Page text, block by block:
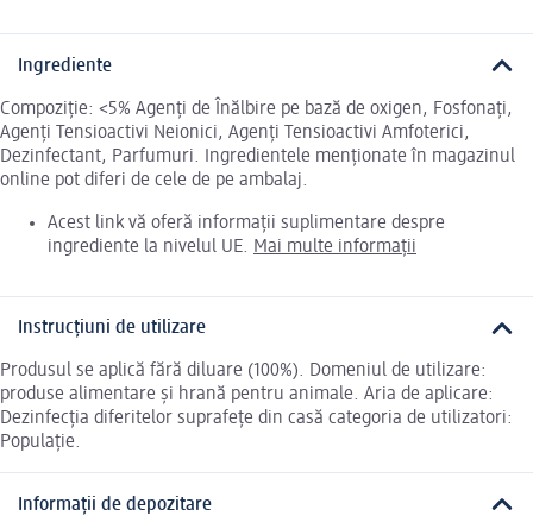
Ingrediente
Compoziție: <5% Agenți de Înălbire pe bază de oxigen, Fosfonați,
Agenți Tensioactivi Neionici, Agenți Tensioactivi Amfoterici,
Dezinfectant, Parfumuri. Ingredientele menționate în magazinul
online pot diferi de cele de pe ambalaj.
Acest link vă oferă informații suplimentare despre
ingrediente la nivelul UE. Mai multe informații
Instrucțiuni de utilizare
Produsul se aplică fără diluare (100%). Domeniul de utilizare:
produse alimentare și hrană pentru animale. Aria de aplicare:
Dezinfecția diferitelor suprafețe din casă categoria de utilizatori:
Populație.
Informații de depozitare